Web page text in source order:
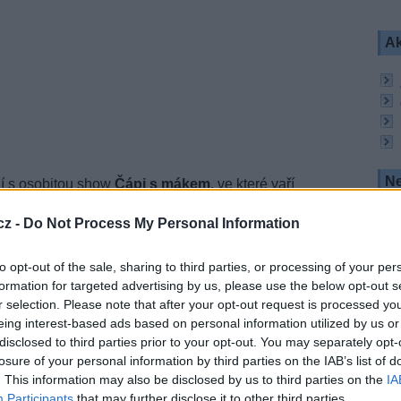
- Do Not Process My Personal Information
opt-out of the sale, sharing to third parties, or processing of your
for targeted advertising by us, please use the below opt-out
selection. Please note that after your opt-out request is processed
interest-based ads based on personal information utilized by us
to third parties prior to your opt-out. You may separately
of your personal information by third parties on the IAB’s list of
This information may also be disclosed by us to third parties on the
Participants that may further disclose it to other third parties.
s osobitou show Čápi s mákem, ve které vaří
se na Primě očekává od reality show Šéfka, v
Nora Mojsejová formou zábavních a obtížných
podniku - módním domě - toho nejlepšího
korun měsíčně.
Farmář hledá ženu , kterou na podzim s
Ve 20:00 hodinAféry, kde bude herec
Po skončení pořadu Prima přinese show
Genzera a Michala Suchánka. Páteční
Show Jana Krause